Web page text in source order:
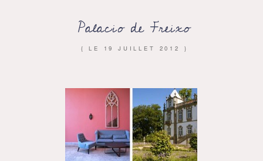
Palacio de Freixo
{ LE 19 JUILLET 2012 }